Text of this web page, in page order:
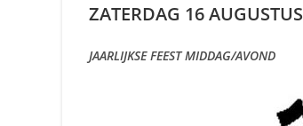
ZATERDAG 16 AUGUSTUS
JAARLIJKSE FEEST MIDDAG/AVOND